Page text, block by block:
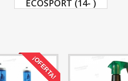
ECOSPORT (14- )
¡OFERTA!